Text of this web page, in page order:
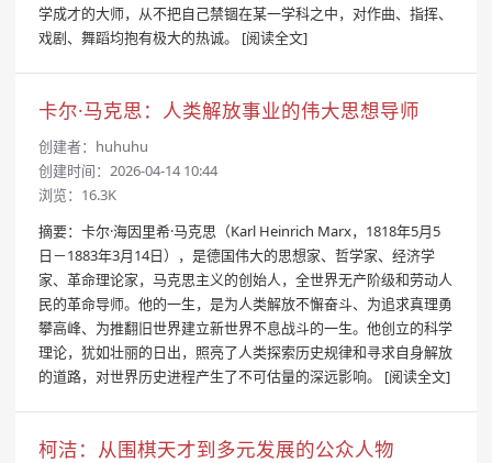
学成才的大师，从不把自己禁锢在某一学科之中，对作曲、指挥、
戏剧、舞蹈均抱有极大的热诚。 [阅读全文]
卡尔·马克思：人类解放事业的伟大思想导师
创建者： huhuhu
创建时间：2026-04-14 10:44
浏览：16.3K
摘要：卡尔·海因里希·马克思（Karl Heinrich Marx，1818年5月5
日－1883年3月14日），是德国伟大的思想家、哲学家、经济学
家、革命理论家，马克思主义的创始人，全世界无产阶级和劳动人
民的革命导师。他的一生，是为人类解放不懈奋斗、为追求真理勇
攀高峰、为推翻旧世界建立新世界不息战斗的一生。他创立的科学
理论，犹如壮丽的日出，照亮了人类探索历史规律和寻求自身解放
的道路，对世界历史进程产生了不可估量的深远影响。 [阅读全文]
柯洁：从围棋天才到多元发展的公众人物